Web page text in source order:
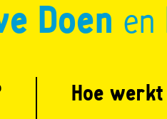
Doen en
Hoe